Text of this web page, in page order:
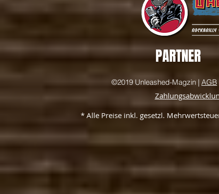
PARTNER
©2019 Unleashed-Magzin | AGB
* Alle Preise inkl. gesetzl.